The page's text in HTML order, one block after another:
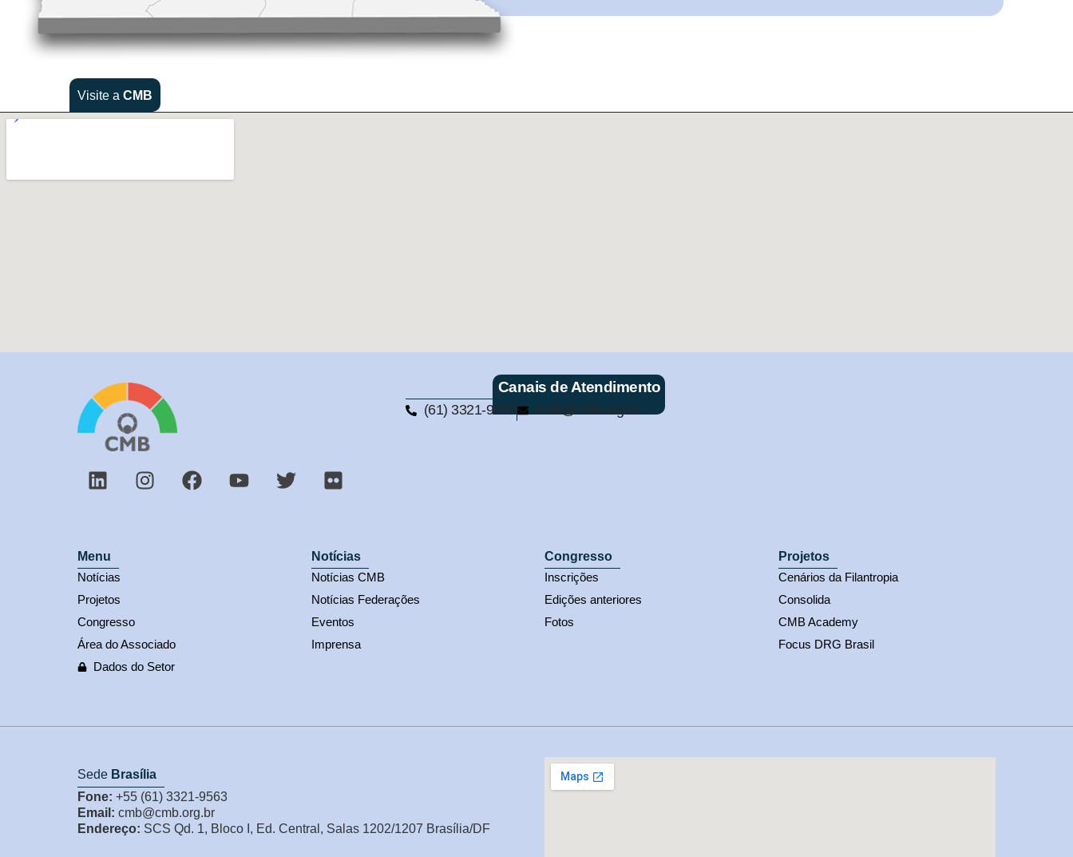
Visite a CMB
Canais de Atendimento
(61) 3321-9563 cmb@cmb.org.br
Menu
Notícias
Projetos
Congresso
Área do Associado
Dados do Setor
Notícias
Notícias CMB
Notícias Federações
Eventos
Imprensa
Congresso
Inscrições
Edições anteriores
Fotos
Projetos
Cenários da Filantropia
Consolida
CMB Academy
Focus DRG Brasil
Sede Brasília
Fone: +55 (61) 3321-9563
Email: cmb@cmb.org.br
Endereço: SCS Qd. 1, Bloco I, Ed. Central, Salas 1202/1207 Brasília/DF